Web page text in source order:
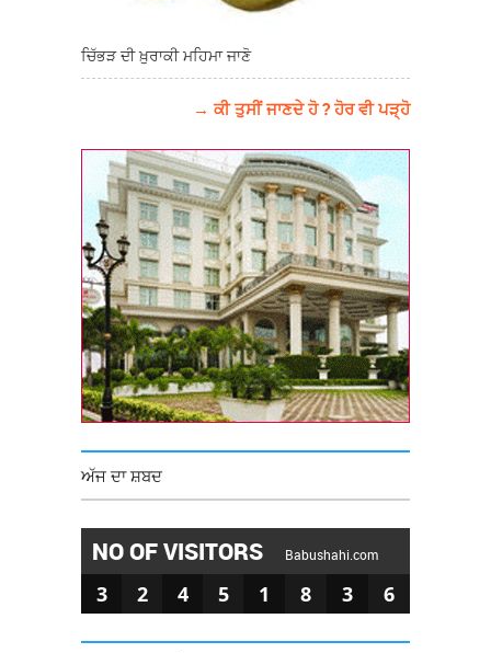
ਚਿੱਭੜ ਦੀ ਖ਼ੁਰਾਕੀ ਮਹਿਮਾ ਜਾਣੋ
→ ਕੀ ਤੁਸੀਂ ਜਾਣਦੇ ਹੋ ? ਹੋਰ ਵੀ ਪੜ੍ਹੋ
ਅੱਜ ਦਾ ਸ਼ਬਦ
NO OF VISITORS Babushahi.com
3 2 4 5 1 8 3 6